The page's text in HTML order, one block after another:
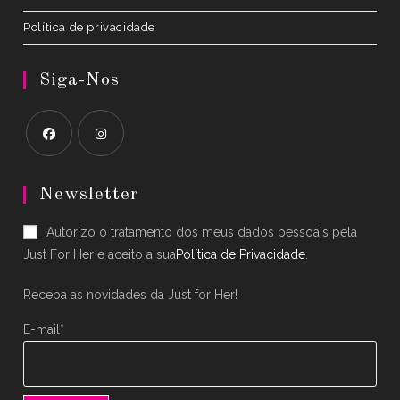
Política de privacidade
Siga-Nos
in
new
tab
in
new
tab
Newsletter
Autorizo o tratamento dos meus dados pessoais pela
Just For Her e aceito a suaPolítica de Privacidade.
Receba as novidades da Just for Her!
E-mail*